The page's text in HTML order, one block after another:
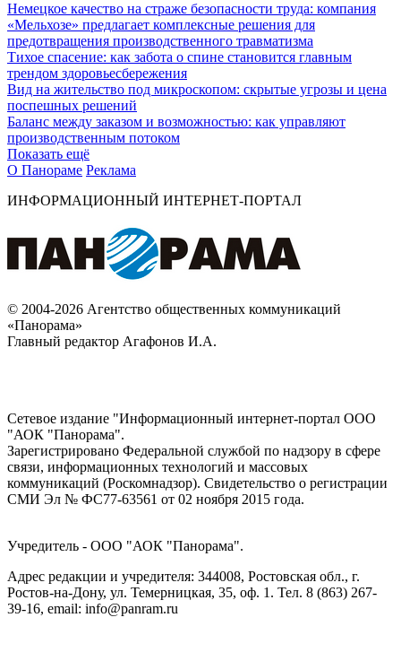
Немецкое качество на страже безопасности труда: компания
«Мельхозе» предлагает комплексные решения для
предотвращения производственного травматизма
Тихое спасение: как забота о спине становится главным
трендом здоровьесбережения
Вид на жительство под микроскопом: скрытые угрозы и цена
поспешных решений
Баланс между заказом и возможностью: как управляют
производственным потоком
Показать ещё
О Панораме Реклама
ИНФОРМАЦИОННЫЙ ИНТЕРНЕТ-ПОРТАЛ
© 2004-2026 Агентство общественных коммуникаций
«Панорама»
Главный редактор Агафонов И.А.
Сетевое издание "Информационный интернет-портал ООО
"АОК "Панорама".
Зарегистрировано Федеральной службой по надзору в сфере
связи, информационных технологий и массовых
коммуникаций (Роскомнадзор). Cвидетельство о регистрации
СМИ Эл № ФС77-63561 от 02 ноября 2015 года.
Учредитель - ООО "АОК "Панорама".
Адрес редакции и учредителя: 344008, Ростовская обл., г.
Ростов-на-Дону, ул. Темерницкая, 35, оф. 1. Тел. 8 (863) 267-
39-16, email: info@panram.ru